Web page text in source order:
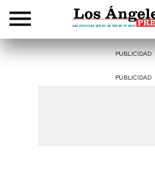
PUBLICIDAD
PUBLICIDAD